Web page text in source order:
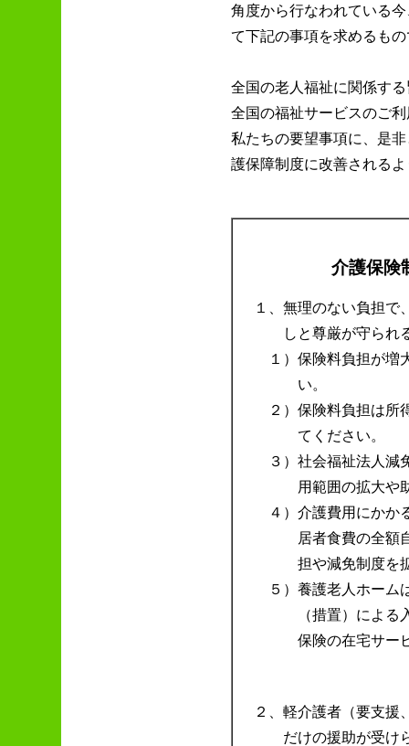
角度から行なわれている
て下記の事項を求めるも
全国の老人福祉に関係す
全国の福祉サービスのご
私たちの要望事項に、是
護保障制度に改善される
介護保険
１、 無理のない負担で
しと尊厳が守られ
１） 保険料負担が増
い。
２） 保険料負担は所
てください。
３） 社会福祉法人減
用範囲の拡大や
４） 介護費用にかか
居者食費の全額
担や減免制度を
５） 養護老人ホーム
（措置）によ
保険の在宅サー
２、 軽介護者（要支援
だけの援助が受け